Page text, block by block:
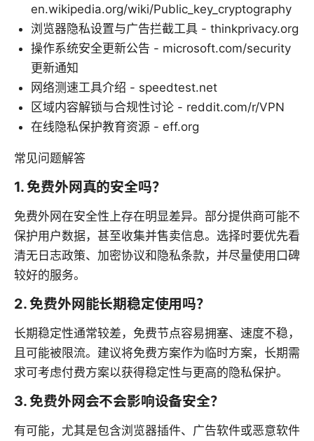
en.wikipedia.org/wiki/Public_key_cryptography
浏览器隐私设置与广告拦截工具 - thinkprivacy.org
操作系统安全更新公告 - microsoft.com/security
更新通知
网络测速工具介绍 - speedtest.net
区域内容解锁与合规性讨论 - reddit.com/r/VPN
在线隐私保护教育资源 - eff.org
常见问题解答
1. 免费外网真的安全吗？
免费外网在安全性上存在明显差异。部分提供商可能不
保护用户数据，甚至收集并售卖信息。选择时要优先看
清无日志政策、加密协议和隐私条款，并尽量使用口碑
较好的服务。
2. 免费外网能长期稳定使用吗？
长期稳定性通常较差，免费节点容易拥塞、速度不稳，
且可能被限流。建议将免费方案作为临时方案，长期需
求可考虑付费方案以获得稳定性与更高的隐私保护。
3. 免费外网会不会影响设备安全？
有可能，尤其是包含浏览器插件、广告软件或恶意软件